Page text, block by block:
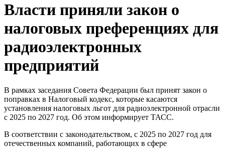
Власти приняли закон о
налоговых преференциях для
радиоэлектронных
предприятий
В рамках заседания Совета Федерации был принят закон о
поправках в Налоговый кодекс, которые касаются
установления налоговых льгот для радиоэлектронной отрасли
с 2025 по 2027 год. Об этом информирует ТАСС.
В соответствии с законодательством, с 2025 по 2027 год для
отечественных компаний, работающих в сфере